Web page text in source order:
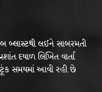
બ્લાસ્ટથી લઈને સાબરમતી
દયાળ લિખિત વાર્તા
ટૂંક સમયમાં આવી રહી છે